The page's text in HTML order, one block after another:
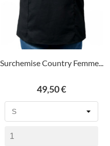
Surchemise Country Femme...
Prix
49,50 €